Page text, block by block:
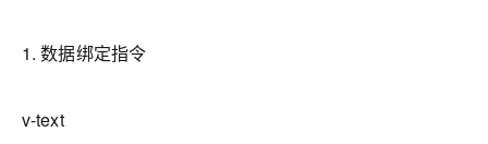
1. 数据绑定指令
v-text